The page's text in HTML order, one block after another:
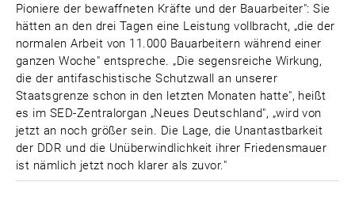
Pioniere der bewaffneten Kräfte und der Bauarbeiter": Sie
hätten an den drei Tagen eine Leistung vollbracht, „die der
normalen Arbeit von 11.000 Bauarbeitern während einer
ganzen Woche" entspreche. „Die segensreiche Wirkung,
die der antifaschistische Schutzwall an unserer
Staatsgrenze schon in den letzten Monaten hatte", heißt
es im SED-Zentralorgan „Neues Deutschland", „wird von
jetzt an noch größer sein. Die Lage, die Unantastbarkeit
der DDR und die Unüberwindlichkeit ihrer Friedensmauer
ist nämlich jetzt noch klarer als zuvor."